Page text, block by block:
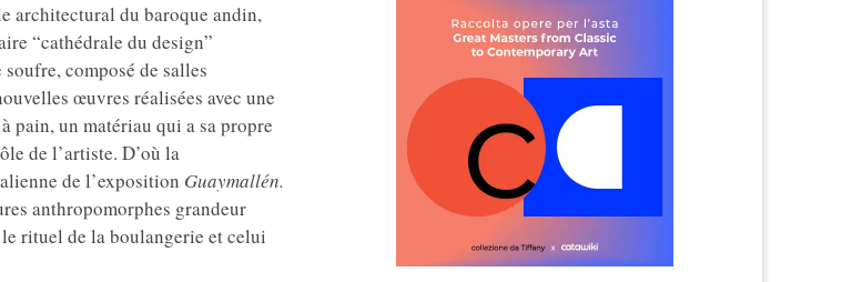
architectural du baroque andin,
“cathédrale du design”
composé de salles
œuvres réalisées avec une
pain, un matériau qui a sa propre
de l’artiste. D’où la
de l’exposition Guaymallén.
anthropomorphes grandeur
rituel de la boulangerie et celui